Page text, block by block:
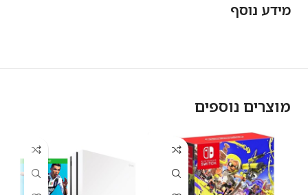
מידע נוסף
מוצרים נוספים